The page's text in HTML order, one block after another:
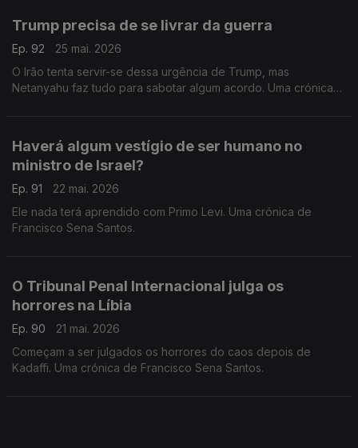
Trump precisa de se livrar da guerra
Ep. 92
25 mai. 2026
O Irão tenta servir-se dessa urgência de Trump, mas
Netanyahu faz tudo para sabotar algum acordo. Uma crónica
Haverá algum vestígio de ser humano no
ministro de Israel?
Ep. 91
22 mai. 2026
Ele nada terá aprendido com Primo Levi. Uma crónica de
Francisco Sena Santos.
O Tribunal Penal Internacional julga os
horrores na Líbia
Ep. 90
21 mai. 2026
Começam a ser julgados os horrores do caos depois de
Kadaffi. Uma crónica de Francisco Sena Santos.